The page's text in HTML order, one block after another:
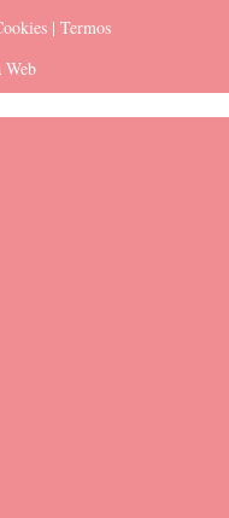
| Termos
Web